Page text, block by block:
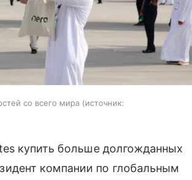
со всего мира
источник:
купить больше долгожданных
компании по глобальным